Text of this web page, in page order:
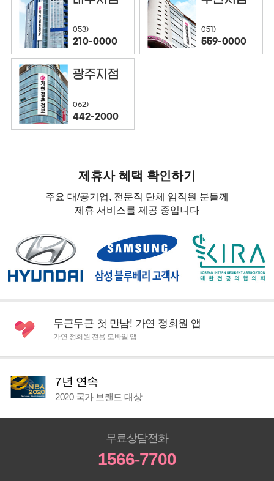
053)
210-0000
051)
559-0000
광주지점
062)
442-2000
제휴사 혜택 확인하기
주요 대/공기업, 전문직 단체 임직원 분들께
제휴 서비스를 제공 중입니다
두근두근 첫 만남! 가연 정회원 앱
가연 정회원 전용 모바일 앱
7년 연속
2020 국가 브랜드 대상
무료상담전화
1566-7700